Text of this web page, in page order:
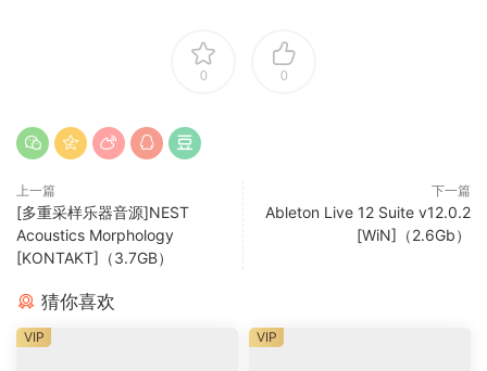
0 0
上一篇
[多重采样乐器音源]NEST
Acoustics Morphology
[KONTAKT]（3.7GB）
下一篇
Ableton Live 12 Suite v12.0.2
[WiN]（2.6Gb）
猜你喜欢
VIP VIP